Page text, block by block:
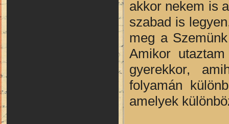
akkor nekem is
szabad is
meg a
Amikor
gyerekkor,
folyamán
amelyek